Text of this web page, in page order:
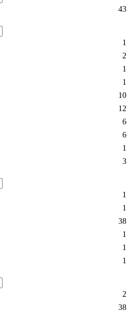
43
1
2
1
1
10
12
6
6
1
3
1
1
38
1
1
1
2
38